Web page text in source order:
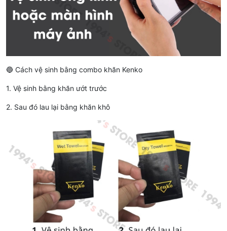
🔵 Cách vệ sinh bằng combo khăn Kenko
1. Vệ sinh bằng khăn ướt trước
2. Sau đó lau lại bằng khăn khô